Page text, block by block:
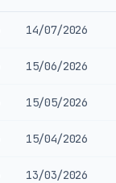
14/07/2026
15/06/2026
15/05/2026
15/04/2026
13/03/2026